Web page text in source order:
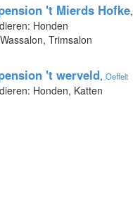
't Mierds Hofke,
Honden
Trimsalon
't werveld, Oeffelt
Honden, Katten